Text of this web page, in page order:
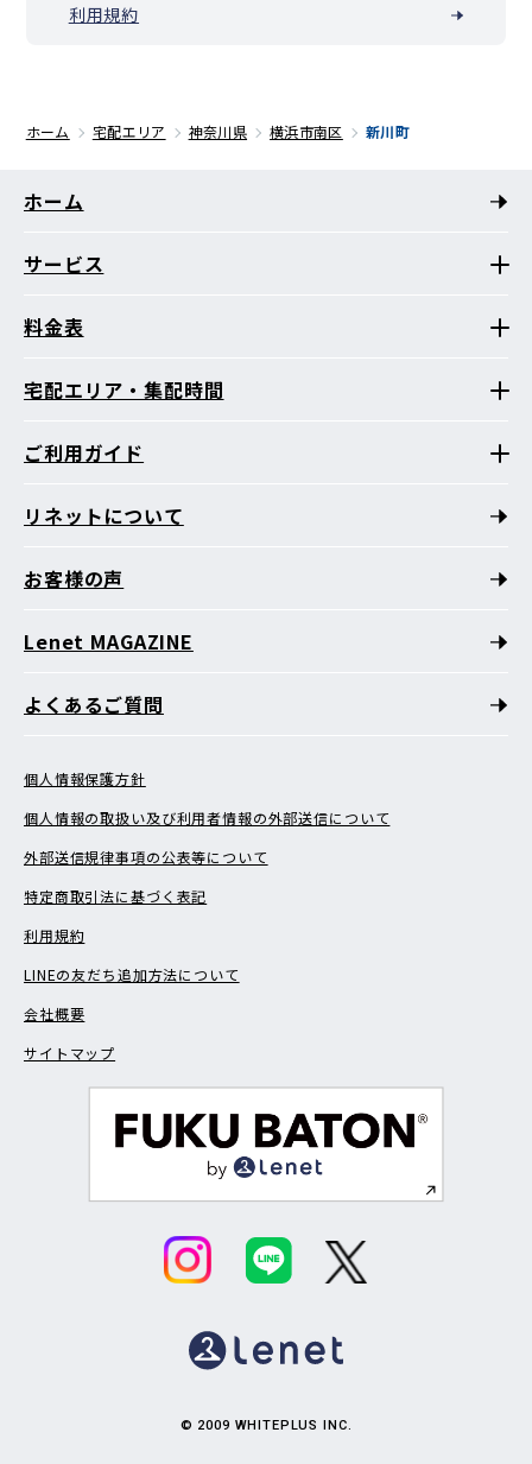
利用規約
ホーム 宅配エリア 神奈川県 横浜市南区 新川町
ホーム
サービス
料金表
宅配エリア・集配時間
ご利用ガイド
リネットについて
お客様の声
Lenet MAGAZINE
よくあるご質問
個人情報保護方針
個人情報の取扱い及び利用者情報の外部送信について
外部送信規律事項の公表等について
特定商取引法に基づく表記
利用規約
LINEの友だち追加方法について
会社概要
サイトマップ
© 2009 WHITEPLUS INC.